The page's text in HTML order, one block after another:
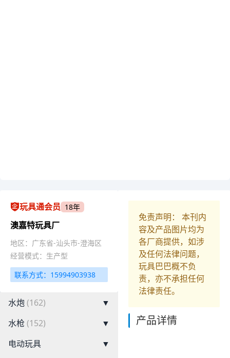
玩具通会员 18年
澳嘉特玩具厂
地区：广东省-汕头市-澄海区
经营模式：生产型
联系方式：15994903938
水炮(162)
▼
水枪 (152)
▼
电动玩具
▼
免责声明： 本刊内
容及产品图片均为
各厂商提供，如涉
及任何法律问题，
玩具巴巴概不负
责，亦不承担任何
法律责任。
产品详情